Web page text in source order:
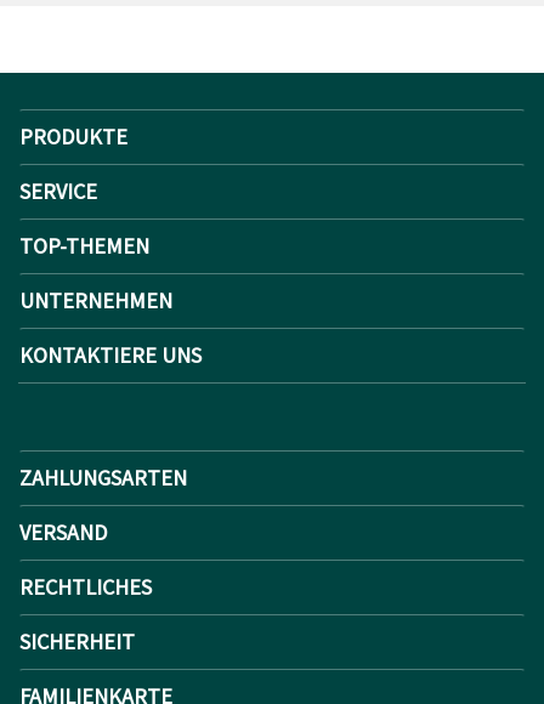
PRODUKTE
SERVICE
TOP-THEMEN
UNTERNEHMEN
KONTAKTIERE UNS
ZAHLUNGSARTEN
VERSAND
RECHTLICHES
SICHERHEIT
FAMILIENKARTE